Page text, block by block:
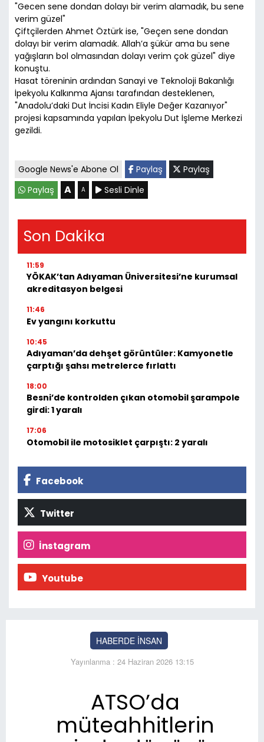
"Gecen sene dondan dolayı bir verim alamadık, bu sene
verim güzel"
Çiftçilerden Ahmet Öztürk ise, "Geçen sene dondan
dolayı bir verim alamadık. Allah’a şükür ama bu sene
yağışların bol olmasından dolayı verim çok güzel" diye
konuştu.
Hasat töreninin ardından Sanayi ve Teknoloji Bakanlığı
İpekyolu Kalkınma Ajansı tarafından desteklenen,
"Anadolu’daki Dut İncisi Kadın Eliyle Değer Kazanıyor"
projesi kapsamında yapılan İpekyolu Dut İşleme Merkezi
gezildi.
Google News'e Abone Ol Paylaş
Paylaş
Paylaş
A A Sesli Dinle
Son Dakika
11:59
YÖKAK’tan Adıyaman Üniversitesi’ne kurumsal
akreditasyon belgesi
11:46
Ev yangını korkuttu
10:45
Adıyaman’da dehşet görüntüler: Kamyonetle
çarptığı şahsı metrelerce fırlattı
18:00
Besni’de kontrolden çıkan otomobil şarampole
girdi: 1 yaralı
17:06
Otomobil ile motosiklet çarpıştı: 2 yaralı
Facebook
Twitter
İnstagram
Youtube
HABERDE İNSAN
Yayınlanma : 24 Haziran 2026 13:15
ATSO’da
müteahhitlerin